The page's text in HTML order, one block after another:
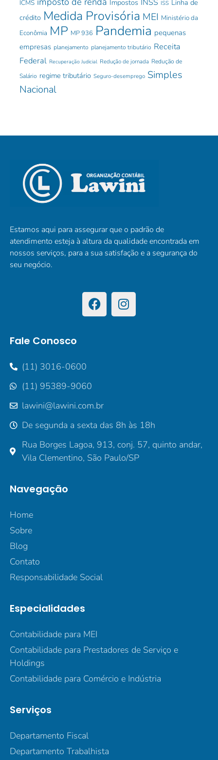
ICMS Impostos INSS ISS Linha de
crédito Medida Provisória MEI Ministério da
Econômia MP MP 936 Pandemia pequenas
empresas planejamento planejamento tributário Receita
Federal Recuperação Judicial Redução de jornada Redução de
Salário regime tributário Seguro-desemprego Simples
Nacional
Estamos aqui para assegurar que o padrão de
atendimento esteja à altura da qualidade encontrada em
nossos serviços, para a sua satisfação e a segurança do
seu negócio.
Fale Conosco
(11) 3016-0600
(11) 95389-9060
lawini@lawini.com.br
De segunda a sexta das 8h às 18h
Rua Borges Lagoa, 913, conj. 57, quinto andar,
Vila Clementino, São Paulo/SP
Navegação
Home
Sobre
Blog
Contato
Responsabilidade Social
Especialidades
Contabilidade para MEI
Contabilidade para Prestadores de Serviço e
Holdings
Contabilidade para Comércio e Indústria
Serviços
Departamento Fiscal
Departamento Trabalhista